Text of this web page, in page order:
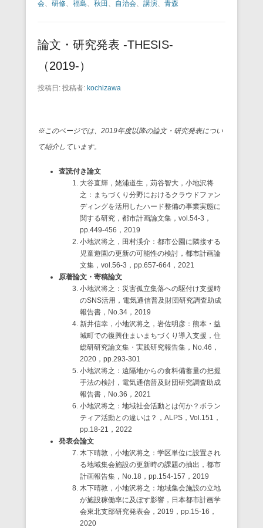
会、 研修、 福島、 秋田 、 自治会、 講演、 青森
論文・研究発表 -THESIS-
（2019-）
投稿日: 投稿者: kochizawa
※このページでは、2019年度以降の論文・研究発表につい
て紹介しています。
査読付き論文
大谷直輝，姥浦道生，苅谷智大，小地沢将
之：まちづくり分野におけるクラウドファン
ディングを活用したハード整備の事業実態に
関する研究，都市計画論文集，vol.54-3，
pp.449-456，2019
小地沢将之，田村渓介：都市公園に隣接する
児童遊園の更新の可能性の検討，都市計画論
文集，vol.56-3，pp.657-664，2021
原著論文・寄稿論文
小地沢将之：災害孤立集落への駆付け支援時
のSNS活用，電気通信普及財団研究調査助成
報告書，No.34，2019
新井信幸，小地沢将之，岩佐明彦：熊本・益
城町での復興住まいまちづくり導入支援，住
総研研究論文集・実践研究報告集，No.46，
2020，pp.293-301
小地沢将之：遠隔地からの食料備蓄量の把握
手法の検討，電気通信普及財団研究調査助成
報告書，No.36，2021
小地沢将之：地域社会活動とは何か？ボラン
ティア活動との違いは？，ALPS，Vol.151，
pp.18-21，2022
発表会論文
木下晴敦，小地沢将之：学区単位に設置され
る地域集会施設の更新時の課題の抽出，都市
計画報告集，No.18，pp.154-157，2019
木下晴敦，小地沢将之：地域集会施設の立地
が施設稼働率に及ぼす影響，日本都市計画学
会東北支部研究発表会，2019，pp.15-16，
2020